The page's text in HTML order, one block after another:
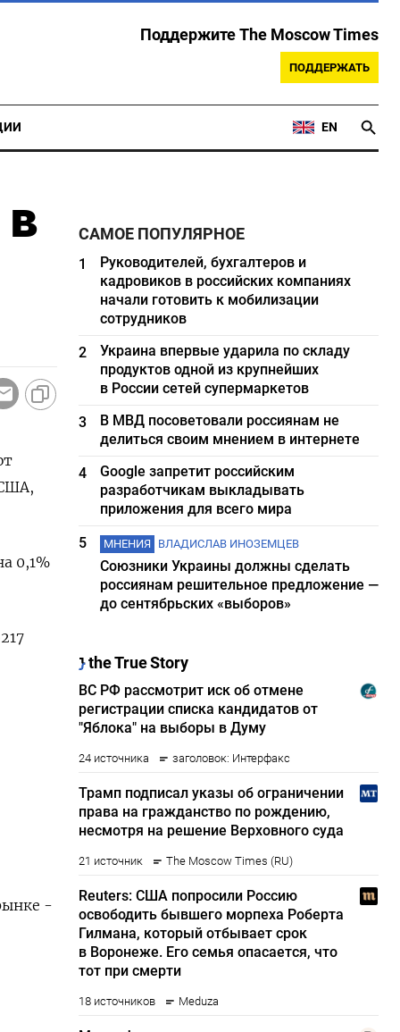
Поддержите The Moscow Times
ПОДДЕРЖАТЬ
EN
0,1%
-
САМОЕ ПОПУЛЯРНОЕ
1
Руководителей, бухгалтеров и
кадровиков в российских компаниях
начали готовить к мобилизации
сотрудников
2
Украина впервые ударила по складу
продуктов одной из крупнейших
в России сетей супермаркетов
3
В МВД посоветовали россиянам не
делиться своим мнением в интернете
4
Google запретит российским
разработчикам выкладывать
приложения для всего мира
5
МНЕНИЯ ВЛАДИСЛАВ ИНОЗЕМЦЕВ
Союзники Украины должны сделать
россиянам решительное предложение —
до сентябрьских «выборов»